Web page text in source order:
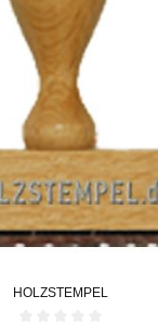
HOLZSTEMPEL